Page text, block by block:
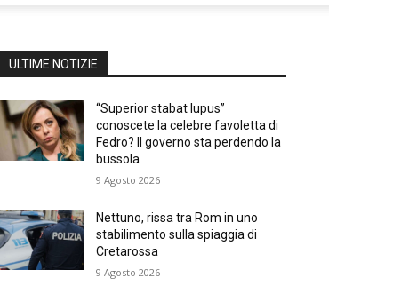
ULTIME NOTIZIE
“Superior stabat lupus”
conoscete la celebre favoletta di
Fedro? Il governo sta perdendo la
bussola
9 Agosto 2026
Nettuno, rissa tra Rom in uno
stabilimento sulla spiaggia di
Cretarossa
9 Agosto 2026